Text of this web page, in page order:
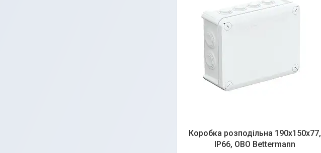
Коробка розподільна 190х150х77,
ІР66, OBO Bettermann